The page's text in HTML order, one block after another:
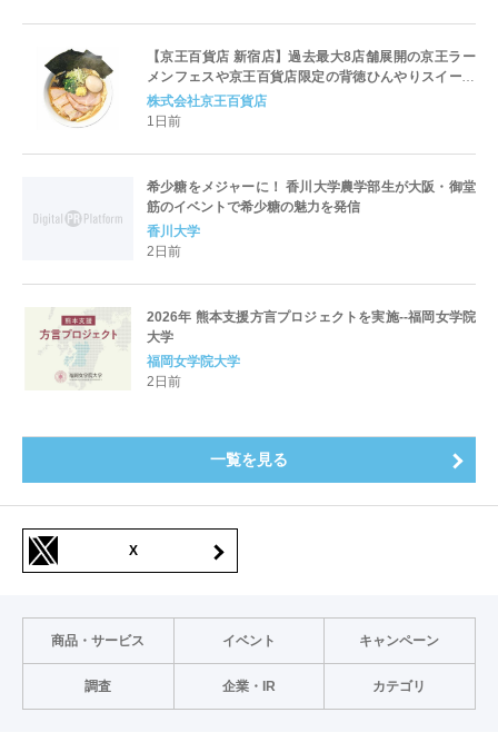
【京王百貨店 新宿店】過去最大8店舗展開の京王ラー
メンフェスや京王百貨店限定の背徳ひんやりスイーツ
など、実演グルメが充実 過去最長21日間、計90店舗
出店の 「大北海道展」
株式会社京王百貨店
1日前
希少糖をメジャーに！ 香川大学農学部生が大阪・御堂
筋のイベントで希少糖の魅力を発信
香川大学
2日前
2026年 熊本支援方言プロジェクトを実施--福岡女学院
大学
福岡女学院大学
2日前
一覧を見る
X
商品・サービス イベント キャンペーン
調査 企業・IR カテゴリ